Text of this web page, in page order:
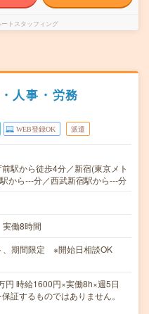
トスタッフィング
人事・労務
WEB登録OK 派遣
駅から徒歩4分／新宿(東京メト
から---分／西武新宿駅から---分
働8時間
、期間限定 ※開始日相談OK
時給1600円×実働8h×週5日
証するものではありません。